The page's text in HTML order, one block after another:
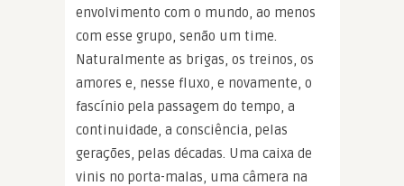
envolvimento com o mundo, ao menos
com esse grupo, senão um time.
Naturalmente as brigas, os treinos, os
amores e, nesse fluxo, e novamente, o
fascínio pela passagem do tempo, a
continuidade, a consciência, pelas
gerações, pelas décadas. Uma caixa de
vinis no porta-malas, uma câmera na